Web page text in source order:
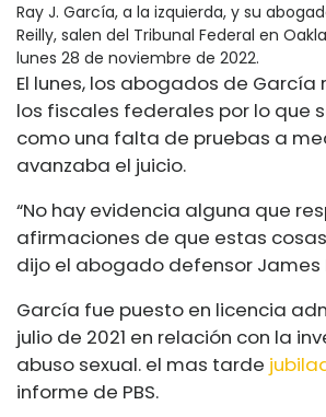
Ray J. García, a la izquierda, y su
Reilly, salen del Tribunal Federal en
lunes 28 de noviembre de 2022.
El lunes, los abogados de García
los fiscales federales por lo que
como una falta de pruebas a
avanzaba el juicio.
“No hay evidencia alguna que
afirmaciones de que estas
dijo el abogado defensor James
García fue puesto en licencia
julio de 2021 en relación con la
abuso sexual. el mas tarde
informe de PBS.